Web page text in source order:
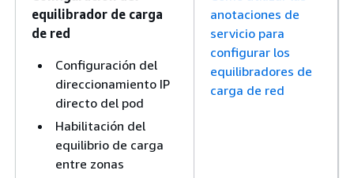
equilibrador de carga
de red
Configuración del
direccionamiento IP
directo del pod
Habilitación del
equilibrio de carga
entre zonas
anotaciones de
servicio para
configurar los
equilibradores de
carga de red